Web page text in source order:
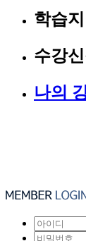
학습
수강
나의